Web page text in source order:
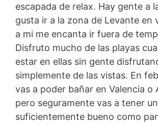
escapada de relax. Hay gente a
gusta ir a la zona de Levante en
a mi me encanta ir fuera de
Disfruto mucho de las playas
estar en ellas sin gente
simplemente de las vistas. En
vas a poder bañar en Valencia o
pero seguramente vas a tener
suficientemente bueno como